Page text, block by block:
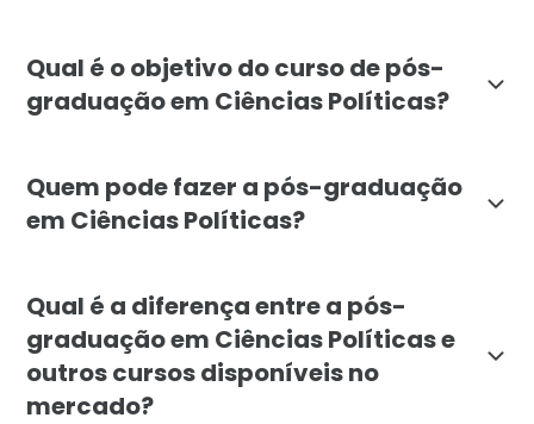
Qual é o objetivo do curso de pós-
graduação em Ciências Políticas?
Quem pode fazer a pós-graduação
em Ciências Políticas?
Qual é a diferença entre a pós-
graduação em Ciências Políticas e
outros cursos disponíveis no
mercado?